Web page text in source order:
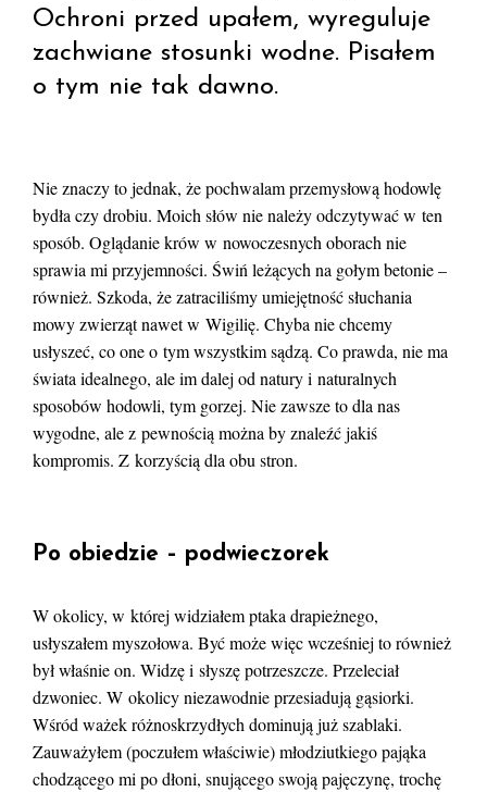
Ochroni przed upałem, wyreguluje
zachwiane stosunki wodne. Pisałem
o tym nie tak dawno.
Nie znaczy to jednak, że pochwalam przemysłową hodowlę
bydła czy drobiu. Moich słów nie należy odczytywać w ten
sposób. Oglądanie krów w nowoczesnych oborach nie
sprawia mi przyjemności. Świń leżących na gołym betonie –
również. Szkoda, że zatraciliśmy umiejętność słuchania
mowy zwierząt nawet w Wigilię. Chyba nie chcemy
usłyszeć, co one o tym wszystkim sądzą. Co prawda, nie ma
świata idealnego, ale im dalej od natury i naturalnych
sposobów hodowli, tym gorzej. Nie zawsze to dla nas
wygodne, ale z pewnością można by znaleźć jakiś
kompromis. Z korzyścią dla obu stron.
Po obiedzie – podwieczorek
W okolicy, w której widziałem ptaka drapieżnego,
usłyszałem myszołowa. Być może więc wcześniej to również
był właśnie on. Widzę i słyszę potrzeszcze. Przeleciał
dzwoniec. W okolicy niezawodnie przesiadują gąsiorki.
Wśród ważek różnoskrzydłych dominują już szablaki.
Zauważyłem (poczułem właściwie) młodziutkiego pająka
chodzącego mi po dłoni, snującego swoją pajęczynę, trochę